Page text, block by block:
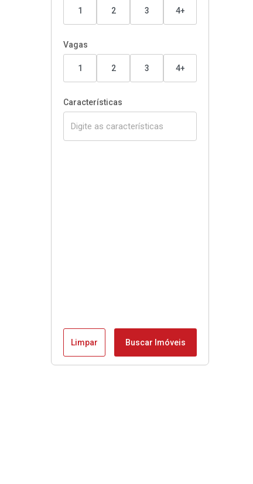
1 2 3 4+
Vagas
1 2 3 4+
Características
Limpar Buscar Imóveis